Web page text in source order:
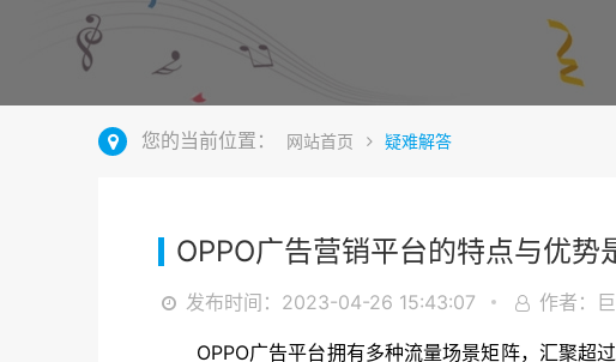
您的当前位置： 网站首页 疑难解答
OPPO广告营销平台的特点与优势
发布时间：2023-04-26 15:43:07 作者：
OPPO广告平台拥有多种流量场景矩阵，汇聚超